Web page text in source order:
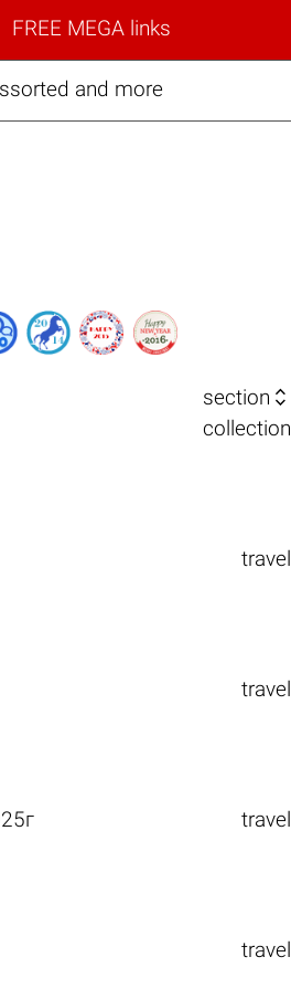
FREE MEGA links
and more
section 
collection
travel
travel
travel
travel